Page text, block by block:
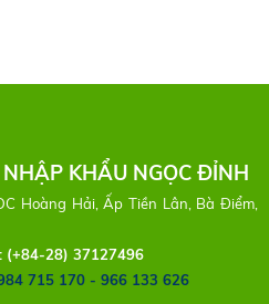
KHẨU NGỌC ĐỈNH
Hoàng Hải, Ấp Tiền Lân, Bà Điểm,
(+84-28) 37127496
715 170 - 966 133 626